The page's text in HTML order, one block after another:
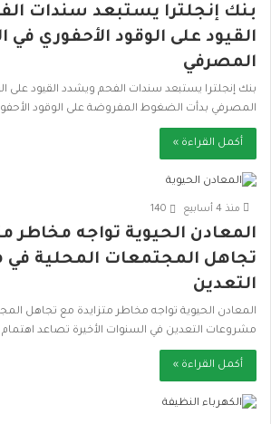
بنك إنجلترا يستبعد سندات
القيود على الوقود الأحفوري في
المصرفي
بنك إنجلترا يستبعد سندات الفحم ويشدد القيود على
المصرفي بدأت الضغوط المفروضة على الوقود
أكمل القراءة »
منذ 4 أسابيع 140
المعادن الحيوية تواجه مخاطر
تجاهل المجتمعات المحلية
التعدين
المعادن الحيوية تواجه مخاطر متزايدة مع تجاهل
مشروعات التعدين في السنوات الأخيرة تصاعد اهتمام
أكمل القراءة »